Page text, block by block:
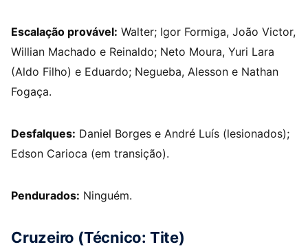
Escalação provável: Walter; Igor Formiga, João Victor,
Willian Machado e Reinaldo; Neto Moura, Yuri Lara
(Aldo Filho) e Eduardo; Negueba, Alesson e Nathan
Fogaça.
Desfalques: Daniel Borges e André Luís (lesionados);
Edson Carioca (em transição).
Pendurados: Ninguém.
Cruzeiro (Técnico: Tite)